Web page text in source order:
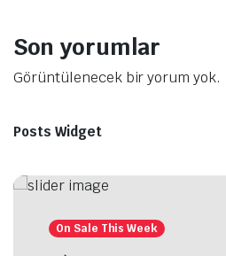
Son yorumlar
Görüntülenecek bir yorum yok.
Posts Widget
On Sale This Week